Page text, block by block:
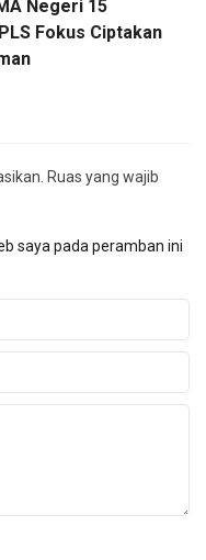
Negeri 15
Fokus Ciptakan
Ruas yang wajib
saya pada peramban ini